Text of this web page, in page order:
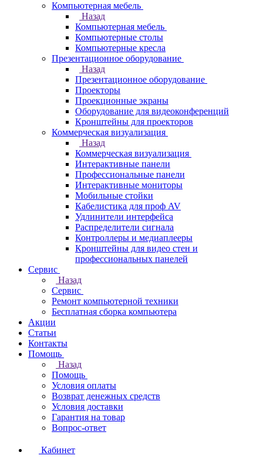
Компьютерная мебель
Назад
Компьютерная мебель
Компьютерные столы
Компьютерные кресла
Презентационное оборудование
Назад
Презентационное оборудование
Проекторы
Проекционные экраны
Оборудование для видеоконференций
Кронштейны для проекторов
Коммерческая визуализация
Назад
Коммерческая визуализация
Интерактивные панели
Профессиональные панели
Интерактивные мониторы
Мобильные стойки
Кабелистика для проф AV
Удлинители интерфейса
Распределители сигнала
Контроллеры и медиаплееры
Кронштейны для видео стен и
профессиональных панелей
Сервис
Назад
Сервис
Ремонт компьютерной техники
Бесплатная сборка компьютера
Акции
Статьи
Контакты
Помощь
Назад
Помощь
Условия оплаты
Возврат денежных средств
Условия доставки
Гарантия на товар
Вопрос-ответ
Кабинет